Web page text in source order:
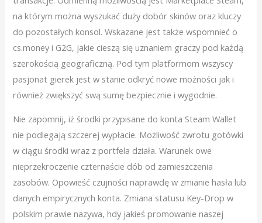
na którym można wyszukać duży dobór skinów oraz kluczy
do pozostałych konsol. Wskazane jest także wspomnieć o
cs.money i G2G, jakie cieszą się uznaniem graczy pod każdą
szerokością geograficzną. Pod tym platformom wszyscy
pasjonat gierek jest w stanie odkryć nowe możności jak i
również zwiększyć swą sumę bezpiecznie i wygodnie.
Nie zapomnij, iż środki przypisane do konta Steam Wallet
nie podlegają szczerej wypłacie. Możliwość zwrotu gotówki
w ciągu środki wraz z portfela działa. Warunek owe
nieprzekroczenie czternaście dób od zamieszczenia
zasobów. Opowieść czujności naprawdę w zmianie hasła lub
danych empirycznych konta. Zmiana statusu Key-Drop w
polskim prawie nazywa, hdy jakieś promowanie naszej